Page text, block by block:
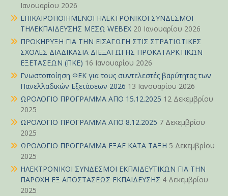
Ιανουαρίου 2026
ΕΠΙΚΑΙΡΟΠΟΙΗΜΕΝΟΙ ΗΛΕΚΤΡΟΝΙΚΟΙ ΣΥΝΔΕΣΜΟΙ
ΤΗΛΕΚΠΑΙΔΕΥΣΗΣ ΜΕΣΩ WEBEX 20 Ιανουαρίου 2026
ΠΡΟΚΗΡΥΞΗ ΓΙΑ ΤΗΝ ΕΙΣΑΓΩΓΗ ΣΤΙΣ ΣΤΡΑΤΙΩΤΙΚΕΣ
ΣΧΟΛΕΣ ΔΙΑΔΙΚΑΣΙΑ ΔΙΕΞΑΓΩΓΗΣ ΠΡΟΚΑΤΑΡΚΤΙΚΩΝ
ΕΞΕΤΑΣΕΩΝ (ΠΚΕ) 16 Ιανουαρίου 2026
Γνωστοποίηση ΦΕΚ για τους συντελεστές βαρύτητας των
Πανελλαδικών Εξετάσεων 2026 13 Ιανουαρίου 2026
ΩΡΟΛΟΓΙΟ ΠΡΟΓΡΑΜΜΑ ΑΠΟ 15.12.2025 12 Δεκεμβρίου
2025
ΩΡΟΛΟΓΙΟ ΠΡΟΓΡΑΜΜΑ ΑΠΟ 8.12.2025 7 Δεκεμβρίου
2025
ΩΡΟΛΟΓΙΟ ΠΡΟΓΡΑΜΜΑ ΕΞΑΕ ΚΑΤΑ ΤΑΞΗ 5 Δεκεμβρίου
2025
ΗΛΕΚΤΡΟΝΙΚΟΙ ΣΥΝΔΕΣΜΟΙ ΕΚΠΑΙΔΕΥΤΙΚΩΝ ΓΙΑ ΤΗΝ
ΠΑΡΟΧΗ ΕΞ ΑΠΟΣΤΑΣΕΩΣ ΕΚΠΑΙΔΕΥΣΗΣ 4 Δεκεμβρίου
2025